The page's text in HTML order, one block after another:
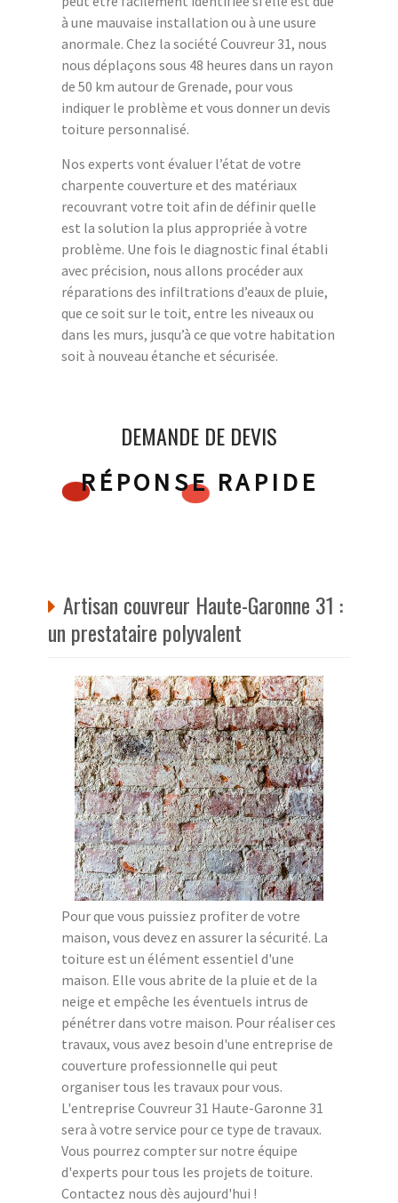
à une mauvaise installation ou à une usure
anormale. Chez la société Couvreur 31, nous
nous déplaçons sous 48 heures dans un rayon
de 50 km autour de Grenade, pour vous
indiquer le problème et vous donner un devis
toiture personnalisé.
Nos experts vont évaluer l’état de votre
charpente couverture et des matériaux
recouvrant votre toit afin de définir quelle
est la solution la plus appropriée à votre
problème. Une fois le diagnostic final établi
avec précision, nous allons procéder aux
réparations des infiltrations d’eaux de pluie,
que ce soit sur le toit, entre les niveaux ou
dans les murs, jusqu’à ce que votre habitation
soit à nouveau étanche et sécurisée.
DEMANDE DE DEVIS
RÉPONSE RAPIDE
Artisan couvreur Haute-Garonne 31 :
un prestataire polyvalent
Pour que vous puissiez profiter de votre
maison, vous devez en assurer la sécurité. La
toiture est un élément essentiel d'une
maison. Elle vous abrite de la pluie et de la
neige et empêche les éventuels intrus de
pénétrer dans votre maison. Pour réaliser ces
travaux, vous avez besoin d'une entreprise de
couverture professionnelle qui peut
organiser tous les travaux pour vous.
L'entreprise Couvreur 31 Haute-Garonne 31
sera à votre service pour ce type de travaux.
Vous pourrez compter sur notre équipe
d'experts pour tous les projets de toiture.
Contactez nous dès aujourd'hui !